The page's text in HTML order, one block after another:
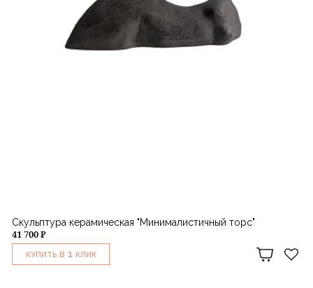
Скульптура керамическая "Минималистичный торс"
41 700 ₽
КУПИТЬ В 1 КЛИК